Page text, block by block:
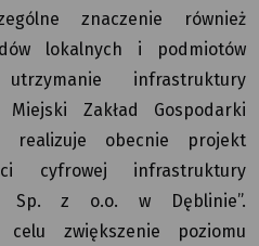
znaczenie również
lokalnych i podmiotów
infrastruktury
Zakład Gospodarki
realizuje obecnie projekt
cyfrowej infrastruktury
Sp. z o.o. w Dęblinie”.
zwiększenie poziomu